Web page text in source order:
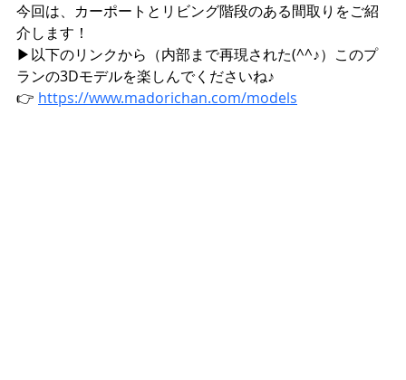
今回は、カーポートとリビング階段のある間取りをご紹
介します！
▶︎以下のリンクから（内部まで再現された(^^♪）このプ
ランの3Dモデルを楽しんでくださいね♪
👉 https://www.madorichan.com/models